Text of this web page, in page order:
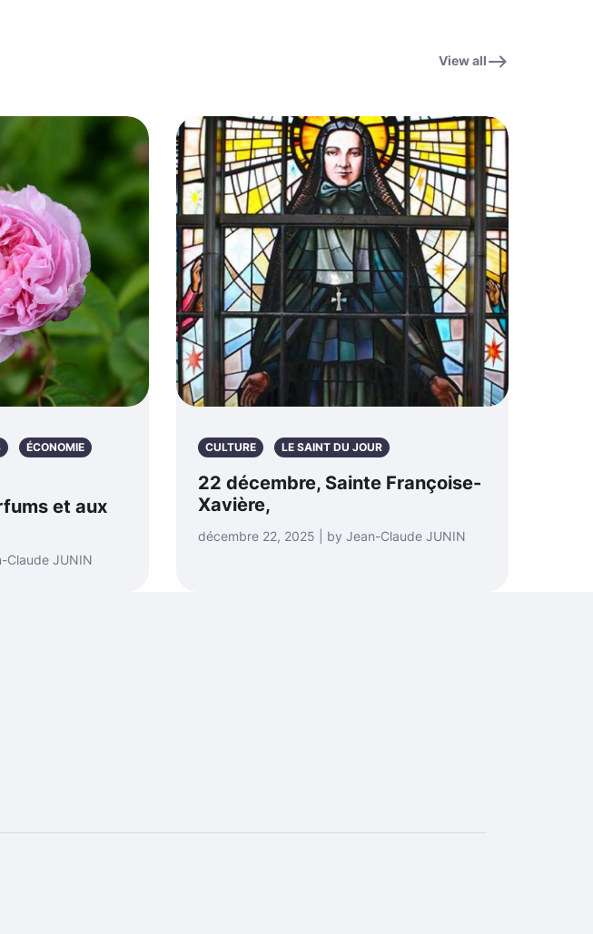
View all
ÉCONOMIE
et aux
Claude JUNIN
CULTURE LE SAINT DU JOUR
22 décembre, Sainte Françoise-
Xavière,
décembre 22, 2025 | by Jean-Claude JUNIN